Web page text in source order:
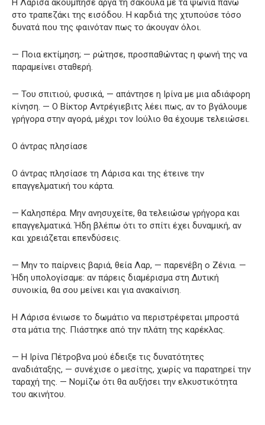
Η Λάρισα ακούμπησε αργά τη σακούλα με τα ψώνια πάνω
στο τραπεζάκι της εισόδου. Η καρδιά της χτυπούσε τόσο
δυνατά που της φαινόταν πως το άκουγαν όλοι.
— Ποια εκτίμηση; — ρώτησε, προσπαθώντας η φωνή της να
παραμείνει σταθερή.
— Του σπιτιού, φυσικά, — απάντησε η Ιρίνα με μια αδιάφορη
κίνηση. — Ο Βίκτορ Αντρέγιεβιτς λέει πως, αν το βγάλουμε
γρήγορα στην αγορά, μέχρι τον Ιούλιο θα έχουμε τελειώσει.
Ο άντρας πλησίασε
Ο άντρας πλησίασε τη Λάρισα και της έτεινε την
επαγγελματική του κάρτα.
— Καλησπέρα. Μην ανησυχείτε, θα τελειώσω γρήγορα και
επαγγελματικά. Ήδη βλέπω ότι το σπίτι έχει δυναμική, αν
και χρειάζεται επενδύσεις.
— Μην το παίρνεις βαριά, θεία Λαρ, — παρενέβη ο Ζένια. —
Ήδη υπολογίσαμε: αν πάρεις διαμέρισμα στη Δυτική
συνοικία, θα σου μείνει και για ανακαίνιση.
Η Λάρισα ένιωσε το δωμάτιο να περιστρέφεται μπροστά
στα μάτια της. Πιάστηκε από την πλάτη της καρέκλας.
— Η Ιρίνα Πέτροβνα μού έδειξε τις δυνατότητες
αναδιάταξης, — συνέχισε ο μεσίτης, χωρίς να παρατηρεί την
ταραχή της. — Νομίζω ότι θα αυξήσει την ελκυστικότητα
του ακινήτου.